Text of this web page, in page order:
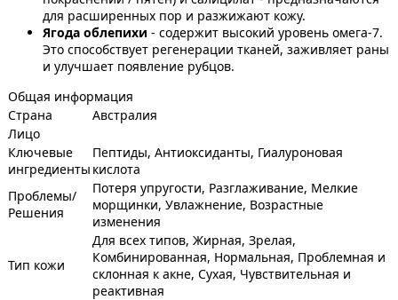
для расширенных пор и разжижают кожу.
Ягода облепихи - содержит высокий уровень омега-7.
Это способствует регенерации тканей, заживляет раны
и улучшает появление рубцов.
Общая информация
Страна
Австралия
Лицо
Ключевые
ингредиенты
Пептиды, Антиоксиданты, Гиалуроновая
кислота
Проблемы/
Решения
Потеря упругости, Разглаживание, Мелкие
морщинки, Увлажнение, Возрастные
изменения
Тип кожи
Для всех типов, Жирная, Зрелая,
Комбинированная, Нормальная, Проблемная и
склонная к акне, Сухая, Чувствительная и
реактивная